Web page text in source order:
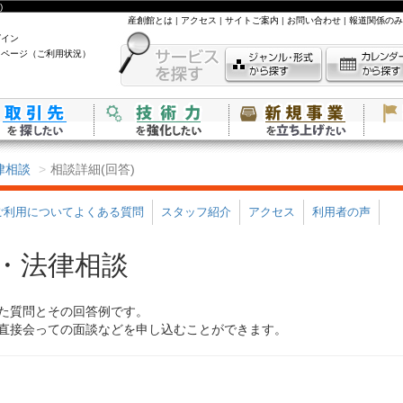
ン
ージ（ご利用状況）
産創館とは | アクセス | サイトご案内 | お問い合わせ | 報道関係の
相談 相談詳細(回答)
利用についてよくある質問 スタッフ紹介 アクセス 利用者の声
法律相談
質問とその回答例です。
会っての面談などを申し込むことができます。